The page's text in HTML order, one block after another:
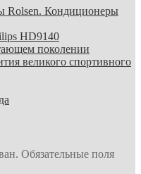
Rolsen. Кондиционеры
HD9140
поколении
великого спортивного
Обязательные поля